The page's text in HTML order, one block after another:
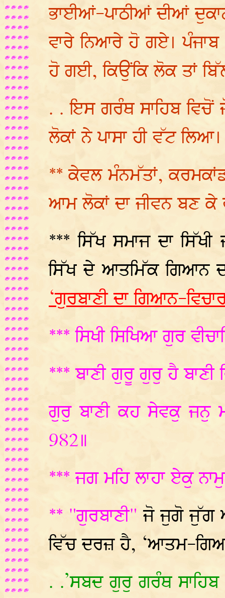
ਭਾਈਆਂ-ਪਾਠੀਆਂ ਦੀਆਂ
ਵਾਰੇ ਨਿਆਰੇ ਹੋ ਗਏ। ਪੰਜਾਬ
ਹੋ ਗਈ, ਕਿਉਂਕਿ ਲੋਕ ਤਾਂ
. . ਇਸ ਗਰੰਥ ਸਾਹਿਬ ਵਿਚੋਂ
ਲੋਕਾਂ ਨੇ ਪਾਸਾ ਹੀ ਵੱਟ ਲਿਆ।
** ਕੇਵਲ ਮੰਨਮੱਤਾਂ,
ਆਮ ਲੋਕਾਂ ਦਾ ਜੀਵਨ ਬਣ ਕੇ
*** ਸਿੱਖ ਸਮਾਜ ਦਾ ਸਿੱਖੀ
ਸਿੱਖ ਦੇ ਆਤਮਿੱਕ ਗਿਆਨ
‘ਗੁਰਬਾਣੀ ਦਾ ਗਿਆਨ-
*** ਸਿਖੀ ਸਿਖਿਆ ਗੁਰ
*** ਬਾਣੀ ਗੁਰੂ ਗੁਰੁ ਹੈ ਬਾਣੀ
ਗੁਰੁ ਬਾਣੀ ਕਹ ਸੇਵਕੁ ਜਨੁ
982॥
*** ਜਗ ਮਹਿ ਲਾਹਾ ਏਕੁ
** "ਗੁਰਬਾਣੀ"ਜੋ ਜੁਗੋ ਜੁੱਗ
ਵਿੱਚ ਦਰਜ਼ ਹੈ, ‘ਆਤਮ-
. .’ਸਬਦ ਗੁਰੁ ਗਰੰਥ ਸਾਹਿਬ